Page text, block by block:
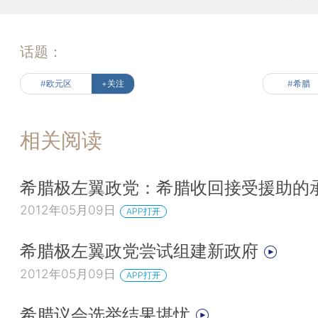
话题：
#欧元区 +关注 #希腊
相关阅读
希腊极左翼政党：希腊收回接受援助的
2012年05月09日 APP打开
希腊极左翼政党尝试组建新政府
2012年05月09日 APP打开